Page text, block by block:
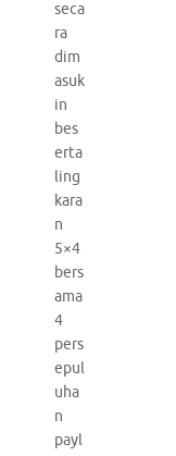
seca
ra
dim
asuk
in
bes
erta
ling
kara
n
5×4
bers
ama
4
pers
epul
uha
n
payl